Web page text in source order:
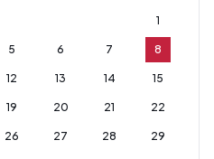
1
5 6 7 8
12 13 14 15
19 20 21 22
26 27 28 29